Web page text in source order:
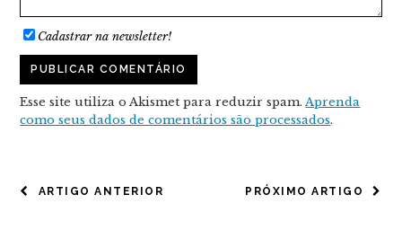
Cadastrar na newsletter!
Esse site utiliza o Akismet para reduzir spam.Aprenda
como seus dados de comentários são processados.
NAVEGAÇÃO
PRÓXIMO ARTIGO
ARTIGO ANTERIOR